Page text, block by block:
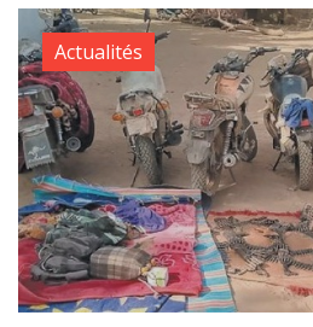
Actualités